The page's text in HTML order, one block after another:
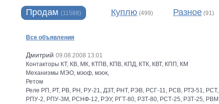
Продам (11588) Куплю (499) Разное (91)
Все объявления
Дмитрий 09.08.2008 13:01
Контакторы КТ, КВ, МК, КТПВ, КПВ, КПД, КТК, КВТ, КПП, КМ
Механизмы МЭО, мэоф, мэок,
Ретом
Реле РП, РТ, РВ, РН, РУ-21, ДЗТ, РНТ, РЭВ, РСГ-11, РСВ, РТЗ-51,
РПУ-2, РПУ-3М, РСНФ-12, РЭУ, РГТ-80, РЗТ-80, РСТ-25, РЗТ-25,